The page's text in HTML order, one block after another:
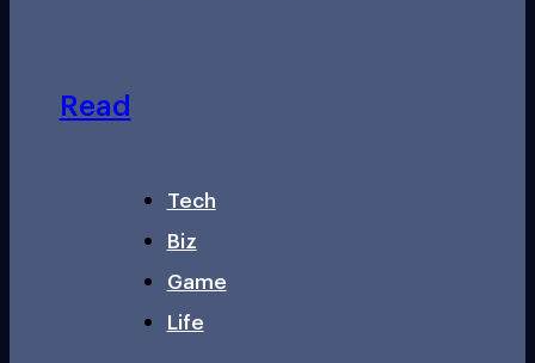
Read
Tech
Biz
Game
Life